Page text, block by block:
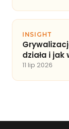
INSIGHT
działa i jak
11 lip 2026